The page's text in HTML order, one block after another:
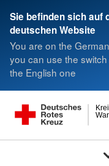
Sie befinden sich auf
deutschen Website
You are on the
you can use the
the English one